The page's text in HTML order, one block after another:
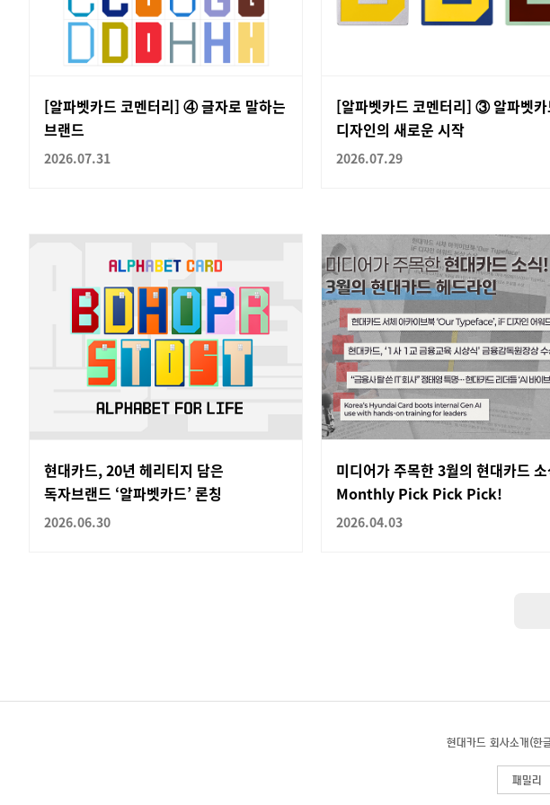
[알파벳카드 코멘터리] ④ 글자로 말하는
브랜드
2026.07.31
[알파벳카드 코멘터리] ③ 알파벳카
디자인의 새로운 시작
2026.07.29
현대카드, 20년 헤리티지 담은
독자브랜드 ‘알파벳카드’ 론칭
2026.06.30
미디어가 주목한 3월의 현대카드
Monthly Pick Pick Pick!
2026.04.03
현대카드 회사소개(한
패밀리